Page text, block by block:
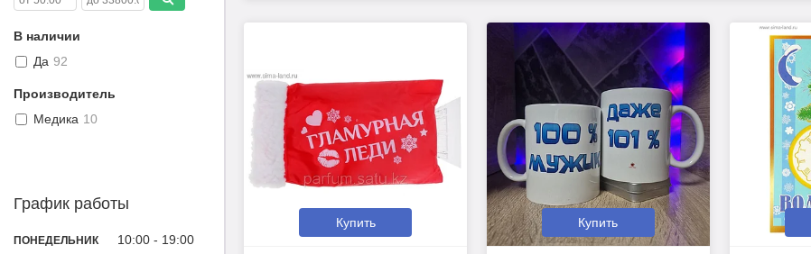
Купить Купить
В наличии
Да 92
Производитель
Медика 10
График работы
ПОНЕДЕЛЬНИК 10:00 19:00